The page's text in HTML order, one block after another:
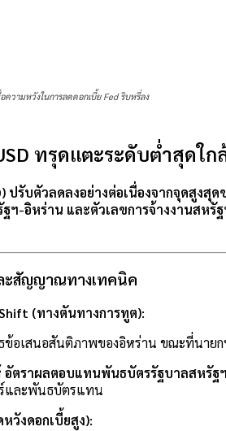
วามหวังในการลดดอกเบี้ย Fed ริบหรี่ลง
ทรุดแตะระดับต่ำสุดใก
ปรับตัวลดลงอย่างต่อเนื่องจากจุดสู
ฯ-อิหร่าน และตัวเลขการจ้างงานสห
ะสัญญาณทางเทคนิค
(ทางตันทางการทูต):
อเสนอสันติภาพของอิหร่าน ขณะที่นายก
อัตราผลตอบแทนพันธบัตรรัฐบาลสหรัฐ
ร์และพันธบัตรแทน
วังดอกเบี้ยสูง):